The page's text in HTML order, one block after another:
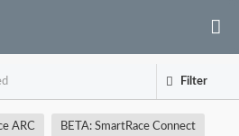
Filter
ARC BETA: SmartRace Connect